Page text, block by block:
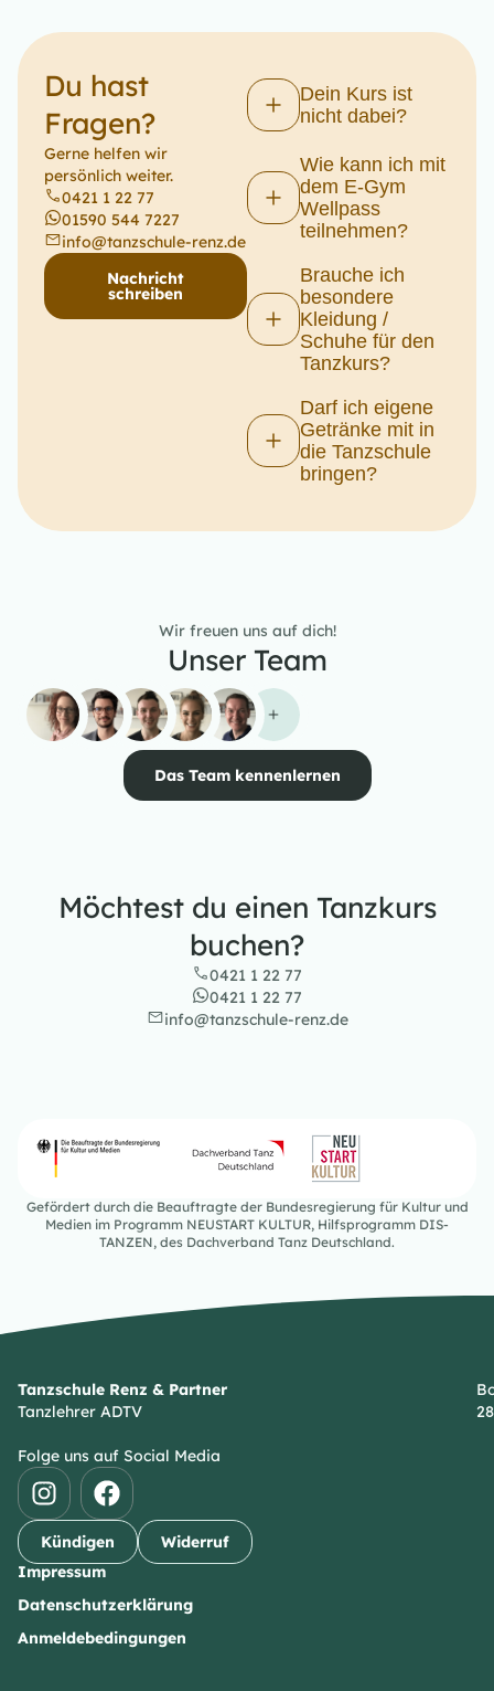
Du hast
Fragen?​
Gerne helfen wir
persönlich weiter.
0421 1 22 77
01590 544 7227
info@tanzschule-renz.de
Nachricht
schreiben
Dein Kurs ist
nicht dabei?
Wie kann ich mit
dem E-Gym
Wellpass
teilnehmen?
Brauche ich
besondere
Kleidung /
Schuhe für den
Tanzkurs?
Darf ich eigene
Getränke mit in
die Tanzschule
bringen?
Wir freuen uns auf dich!
Unser Team
Das Team kennenlernen
Möchtest du einen Tanzkurs
buchen?
0421 1 22 77
0421 1 22 77
info@tanzschule-renz.de
Gefördert durch die Beauftragte der Bundesregierung für Kultur und
Medien im Programm NEUSTART KULTUR, Hilfsprogramm DIS-
TANZEN, des Dachverband Tanz Deutschland.
Tanzschule Renz & Partner
Tanzlehrer ADTV
Folge uns auf Social Media
Kündigen
Widerruf
Impressum
Datenschutzerklärung
Anmeldebedingungen